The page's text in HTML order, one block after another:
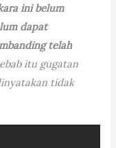
ini belum
dapat
telah
itu gugatan
tidak